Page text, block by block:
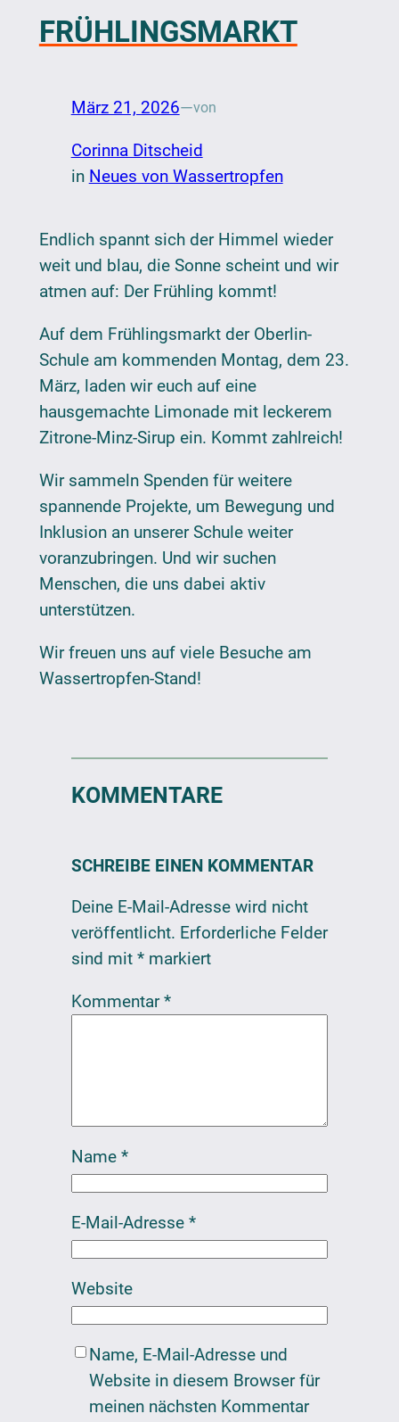
FRÜHLINGSMARKT
März 21, 2026—von
Corinna Ditscheid
in Neues von Wassertropfen
Endlich spannt sich der Himmel wieder
weit und blau, die Sonne scheint und wir
atmen auf: Der Frühling kommt!
Auf dem Frühlingsmarkt der Oberlin-
Schule am kommenden Montag, dem 23.
März, laden wir euch auf eine
hausgemachte Limonade mit leckerem
Zitrone-Minz-Sirup ein. Kommt zahlreich!
Wir sammeln Spenden für weitere
spannende Projekte, um Bewegung und
Inklusion an unserer Schule weiter
voranzubringen. Und wir suchen
Menschen, die uns dabei aktiv
unterstützen.
Wir freuen uns auf viele Besuche am
Wassertropfen-Stand!
KOMMENTARE
SCHREIBE EINEN KOMMENTAR
Deine E-Mail-Adresse wird nicht
veröffentlicht. Erforderliche Felder
sind mit *markiert
Kommentar*
Name *
E-Mail-Adresse *
Website
Name, E-Mail-Adresse und
Website in diesem Browser für
meinen nächsten Kommentar